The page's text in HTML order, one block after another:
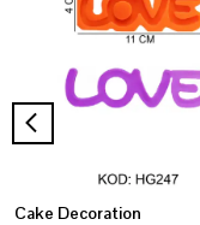
Cake Decoration